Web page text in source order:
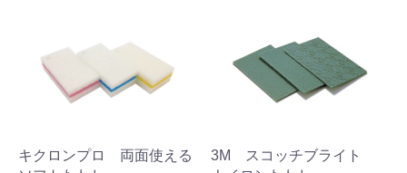
キクロンプロ 両面使える
3M スコッチブライト